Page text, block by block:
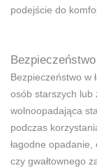
podejście do
Bezpieczeństwo w
osób starszych lub
wolnoopadająca
podczas
łagodne
czy gwałtownego